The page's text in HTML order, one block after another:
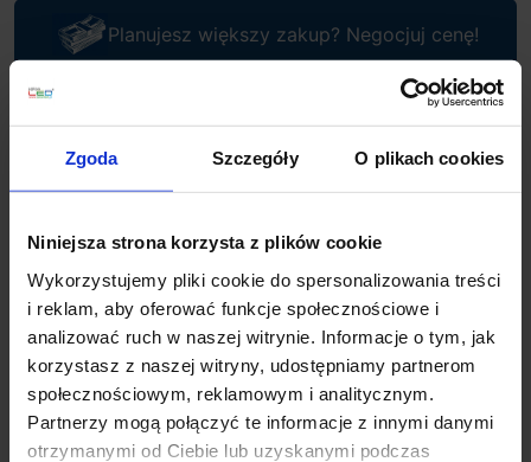
Zgoda Szczegóły O plikach cookies
Niniejsza strona korzysta z plików cookie
Wykorzystujemy pliki cookie do spersonalizowania treści
i reklam, aby oferować funkcje społecznościowe i
analizować ruch w naszej witrynie. Informacje o tym, jak
korzystasz z naszej witryny, udostępniamy partnerom
społecznościowym, reklamowym i analitycznym.
Partnerzy mogą połączyć te informacje z innymi danymi
otrzymanymi od Ciebie lub uzyskanymi podczas
Planujesz większy zakup? Negocjuj cenę!
Wsparcie techniczne
Jeśli masz pytania lub potrzebujesz pomocy, zadzwoń
+48 694 000 777 +48 799 220 777
email sklep@salonled.pl
Metody płatności
Koszt dostawy